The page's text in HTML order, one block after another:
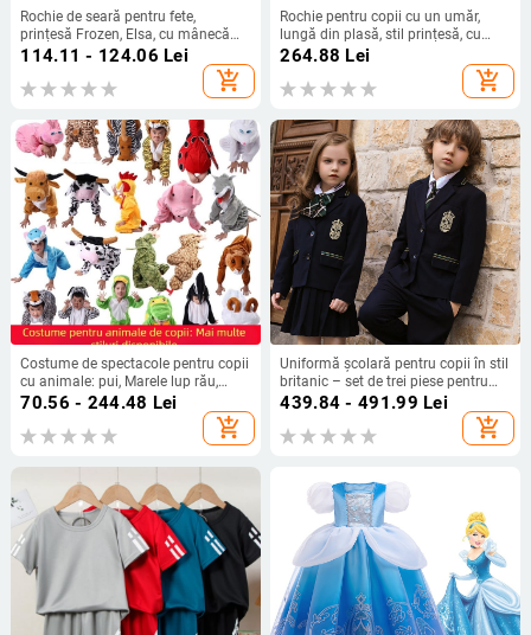
Rochie de seară pentru fete,
prințesă Frozen, Elsa, cu mânecă
lungă, din bumbac, pufoasă, pentru
copii, rochie de ziua de naștere, la
modă
114.11 - 124.06 Lei
add_shopping_cart
Rochie pentru copii cu un umăr,
lungă din plasă, stil prințesă, cu
pliuri (pol iester; căptușeală:
bumbac; pentru 8+ ani; ideală
pentru nunți, zile de naștere)
264.88 Lei
add_shopping_cart
Costume de spectacole pentru copii
cu animale: pui, Marele lup rău,
dinozaur și tigru - stil desen animat,
70.56 - 244.48 Lei
add_shopping_cart
Uniformă școlară pentru copii în stil
britanic – set de trei piese pentru
clasa întâi (primăvară, toamnă,
439.84 - 491.99 Lei
add_shopping_cart